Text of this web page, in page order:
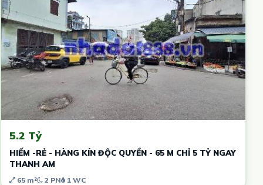
5.2 Tỷ
HIẾM -RẺ - HÀNG KÍN ĐỘC QUYỀN - 65 M CHỈ 5 TỶ NGAY
THANH AM
65 m² 2 PN 1 WC